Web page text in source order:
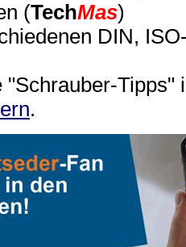
(TechMas)
DIN,
"Schrauber-Tipps"
.